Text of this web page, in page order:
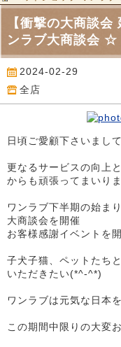
【衝撃の大商談
ンラブ大商談会
2024-02-29
全店
日頃ご愛顧下さいまし
更なるサービスの向上
からも頑張ってまいりま
ワンラブ下半期の始ま
大商談会を開催
お客様感謝イベント
子犬子猫、ペットたち
いただきたい(*^-^*)
ワンラブは元気な日本
この期間中限りの大変